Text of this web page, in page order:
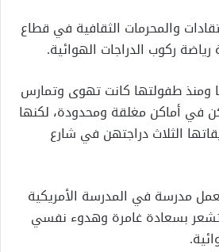
والمحرمات الثقافية في قطاع
ركوب الدراجات الهوائية.
ومنذ طفولتها كانت تهوى وتمارس
في أماكن مغلقة ومحدودة، لكنها
الثلاث دراجتهن في شارع
مدرسة في المدرسة الأمريكية
بسعادة غامرة وهدوء نفسي